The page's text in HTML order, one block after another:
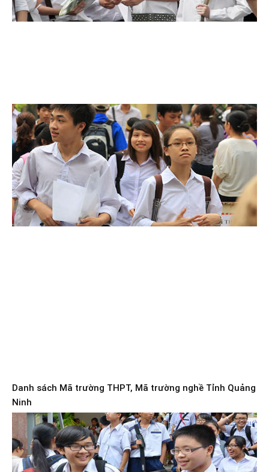
Danh sách Mã trường THPT, Mã trường nghề Tỉnh Quảng
Ninh